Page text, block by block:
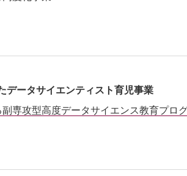
データサイエンティスト育児事業
専攻型高度データサイエンス教育プロ